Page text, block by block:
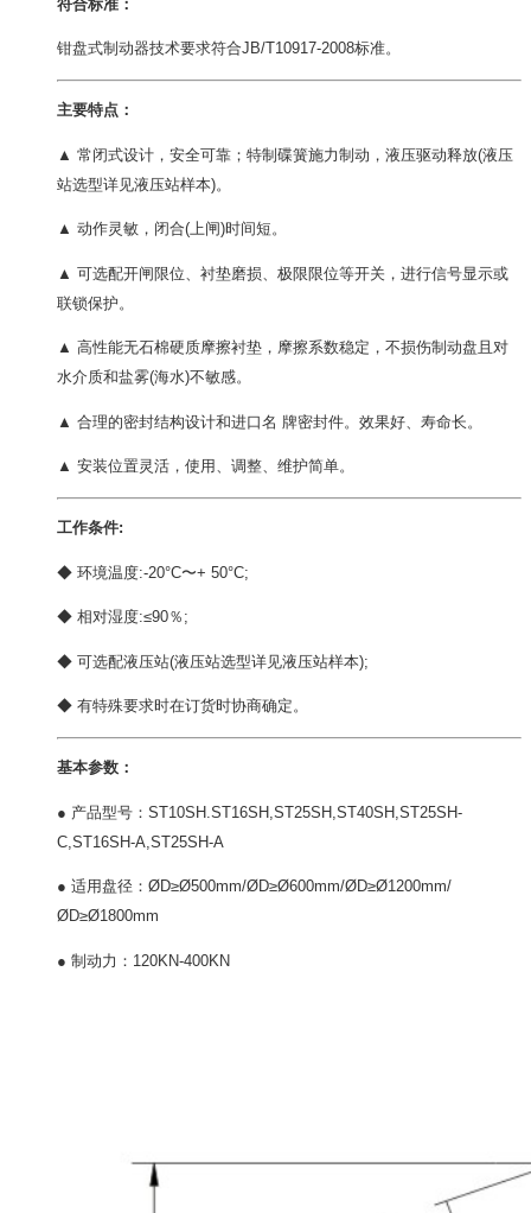
符合标准：
钳盘式制动器技术要求符合JB/T10917-2008标准。
主要特点：
▲ 常闭式设计，安全可靠；特制碟簧施力制动，液压驱动释放(液压
站选型详见液压站样本)。
▲ 动作灵敏，闭合(上闸)时间短。
▲ 可选配开闸限位、衬垫磨损、极限限位等开关，进行信号显示或
联锁保护。
▲ 高性能无石棉硬质摩擦衬垫，摩擦系数稳定，不损伤制动盘且对
水介质和盐雾(海水)不敏感。
▲ 合理的密封结构设计和进口名 牌密封件。效果好、寿命长。
▲ 安装位置灵活，使用、调整、维护简单。
工作条件:
◆ 环境温度:-20°C〜+ 50°C;
◆ 相对湿度:≤90％;
◆ 可选配液压站(液压站选型详见液压站样本);
◆ 有特殊要求时在订货时协商确定。
基本参数：
● 产品型号：ST10SH.ST16SH,ST25SH,ST40SH,ST25SH-
C,ST16SH-A,ST25SH-A
● 适用盘径：ØD≥Ø500mm/ØD≥Ø600mm/ØD≥Ø1200mm/
ØD≥Ø1800mm
● 制动力：120KN-400KN